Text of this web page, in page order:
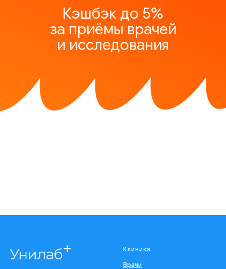
Кэшбэк до 5%
за приёмы врачей
и исследования
Клиника
Врачи